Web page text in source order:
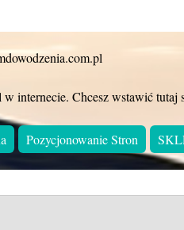
internecie. Chcesz wstawić
Pozycjonowanie Stron